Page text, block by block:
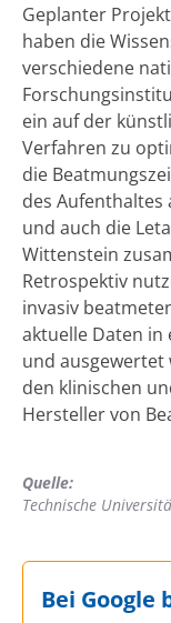
Geplanter
haben die
verschiedene
ein auf der
Verfahren zu
die
des
und auch die
Wittenstein
Retrospektiv
invasiv
aktuelle Daten in
und ausgewertet
den klinischen
Hersteller von
Quelle:
Technische
Bei Google